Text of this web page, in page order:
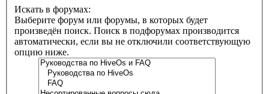
Искать в форумах:
Выберите форум или форумы, в которых будет
произведён поиск. Поиск в подфорумах производится
автоматически, если вы не отключили соответствующую
опцию ниже.